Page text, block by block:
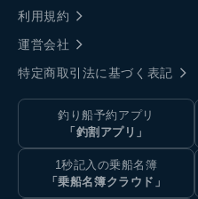
利用規約
運営会社
特定商取引法に基づく表記
釣り船予約アプリ
「釣割アプリ」
1秒記入の乗船名簿
「乗船名簿クラウド」